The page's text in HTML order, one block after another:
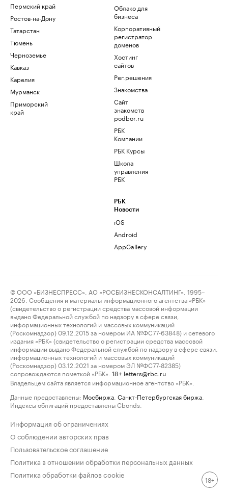
Пермский край
Ростов-на-Дону
Татарстан
Тюмень
Черноземье
Кавказ
Карелия
Мурманск
Приморский
край
Облако для
бизнеса
Корпоративный
регистратор
доменов
Хостинг
сайтов
Рег.решения
Знакомства
Сайт
знакомств
podbor.ru
РБК
Компании
РБК Курсы
Школа
управления
РБК
РБК
Новости
iOS
Android
AppGallery
© ООО «БИЗНЕСПРЕСС», АО «РОСБИЗНЕСКОНСАЛТИНГ», 1995–
2026. Сообщения и материалы информационного агентства «РБК»
(свидетельство о регистрации средства массовой информации
выдано Федеральной службой по надзору в сфере связи,
информационных технологий и массовых коммуникаций
(Роскомнадзор) 09.12.2015 за номером ИА №ФС77-63848) и сетевого
издания «РБК» (свидетельство о регистрации средства массовой
информации выдано Федеральной службой по надзору в сфере связи,
информационных технологий и массовых коммуникаций
(Роскомнадзор) 03.12.2021 за номером ЭЛ №ФС77-82385)
сопровождаются пометкой «РБК».
18+ letters@rbc.ru
Владельцем сайта является информационное агентство «РБК».
Данные предоставлены: Мосбиржа Санкт-Петербургская биржа
Индексы облигаций предоставлены Cbonds.
Информация об ограничениях
О соблюдении авторских прав
Пользовательское соглашение
Политика в отношении обработки персональных данных
Политика обработки файлов cookie
18+